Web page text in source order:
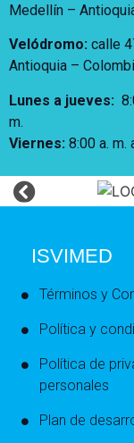
Medellín –
Velódromo: calle
Antioquia –
Lunes a jueves:
m.
Viernes: 8:00 a. m.
ISVIMED
Términos y
Política y
Política de
personales
Plan de